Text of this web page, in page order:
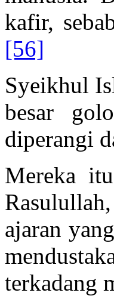
kafir,
[56]
Syeikhul
besar
diperangi
Mereka
ajaran
terkadang